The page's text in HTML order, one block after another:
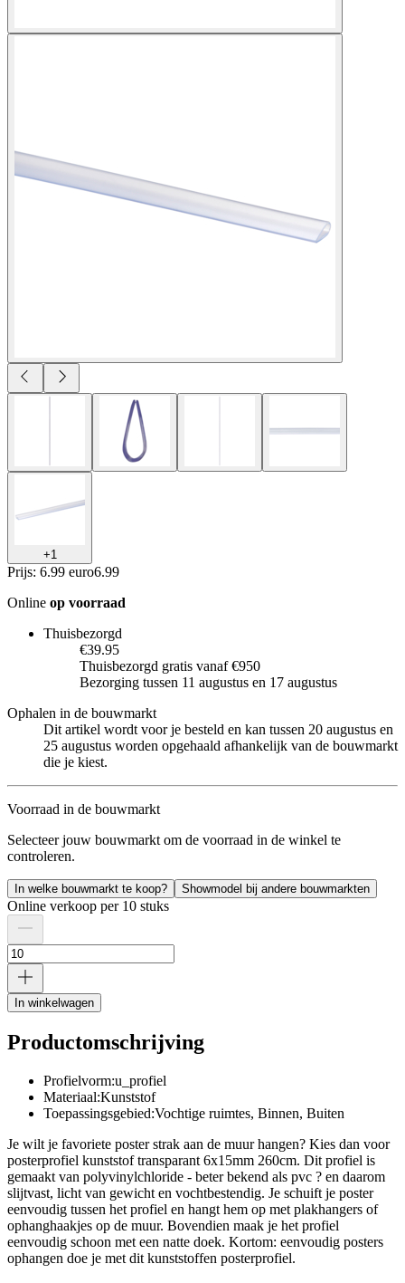
+1
Prijs: 6.99 euro6.99
Online op voorraad
Thuisbezorgd
€39.95
Thuisbezorgd gratis vanaf €950
Bezorging tussen 11 augustus en 17 augustus
Ophalen in de bouwmarkt
Dit artikel wordt voor je besteld en kan tussen 20 augustus en
25 augustus worden opgehaald afhankelijk van de bouwmarkt
die je kiest.
Voorraad in de bouwmarkt
Selecteer jouw bouwmarkt om de voorraad in de winkel te
controleren.
In welke bouwmarkt te koop? Showmodel bij andere bouwmarkten
Online verkoop per 10 stuks
In winkelwagen
Productomschrijving
Profielvorm:u_profiel
Materiaal:Kunststof
Toepassingsgebied:Vochtige ruimtes, Binnen, Buiten
Je wilt je favoriete poster strak aan de muur hangen? Kies dan voor
posterprofiel kunststof transparant 6x15mm 260cm. Dit profiel is
gemaakt van polyvinylchloride - beter bekend als pvc ? en daarom
slijtvast, licht van gewicht en vochtbestendig. Je schuift je poster
eenvoudig tussen het profiel en hangt hem op met plakhangers of
ophanghaakjes op de muur. Bovendien maak je het profiel
eenvoudig schoon met een natte doek. Kortom: eenvoudig posters
ophangen doe je met dit kunststoffen posterprofiel.